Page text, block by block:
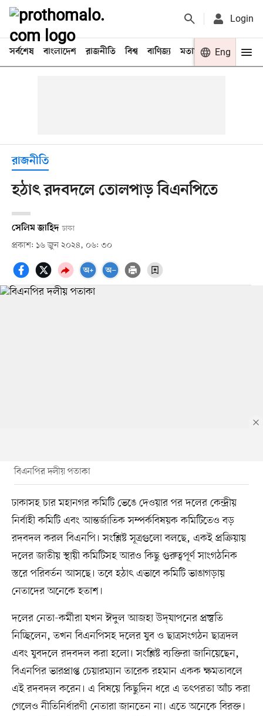
Login
সর্বশেষ বাংলাদেশ রাজনীতি বিশ্ব বাণিজ্য মতামত খেলা
Eng
রাজনীতি
হঠাৎ রদবদলে তোলপাড় বিএনপিতে
সেলিম জাহিদ ঢাকা
প্রকাশ: ১৬ জুন ২০২৪, ০৬: ৩০
বিএনপির দলীয় পতাকা
ঢাকাসহ চার মহানগর কমিটি ভেঙে দেওয়ার পর দলের কেন্দ্রীয়
নির্বাহী কমিটি এবং আন্তর্জাতিক সম্পর্কবিষয়ক কমিটিতেও বড়
রদবদল করল বিএনপি। সংশ্লিষ্ট সূত্রগুলো বলছে, একই প্রক্রিয়ায়
দলের জাতীয় স্থায়ী কমিটিসহ আরও কিছু গুরুত্বপূর্ণ সাংগঠনিক
স্তরে পরিবর্তন আসছে। তবে হঠাৎ এভাবে কমিটি ভাঙাগড়ায়
নেতাদের অনেকে হতাশ।
দলের নেতা-কর্মীরা যখন ঈদুল আজহা উদ্‌যাপনের প্রস্তুতি
নিচ্ছিলেন, তখন বিএনপিসহ দলের যুব ও ছাত্রসংগঠন ছাত্রদল
এবং যুবদলে রদবদল করা হলো। সংশ্লিষ্ট ব্যক্তিরা জানিয়েছেন,
বিএনপির ভারপ্রাপ্ত চেয়ারম্যান তারেক রহমান একক ক্ষমতাবলে
এই রদবদল করেন। এ বিষয়ে কিছুদিন ধরে এ তৎপরতা আঁচ করা
গেলেও নীতিনির্ধারণী নেতারা জানতেন না। এতে অনেকে বিরক্ত।